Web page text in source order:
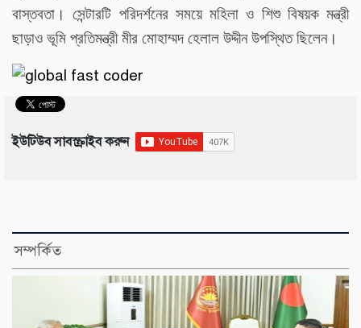
বাস্তবতা। সেন্টারটি পরিদর্শনের সময়ে মহিলা ও শিশু বিষয়ক মন্ত্রী
ছাড়াও ভূমি প্রতিমন্ত্রী মীর মোহাম্মদ হেলাল উদ্দীন উপস্থিত ছিলেন।
ইউটিউব সাবস্ক্রাইব করুন
সম্পর্কিত